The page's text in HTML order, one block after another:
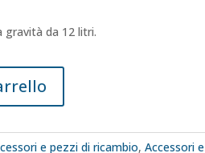
gravità da 12 litri.
e pezzi di ricambio, Accessori e